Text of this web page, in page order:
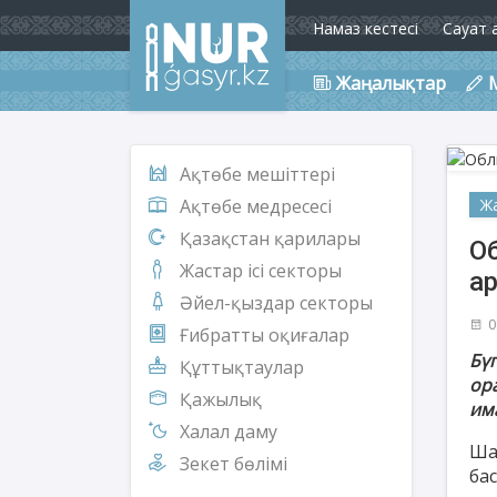
Намаз кестесі Сауат
Жаңалықтар
Ақтөбе мешіттері
Ақтөбе медресесі
Қазақстан қарилары
Жастар ісі секторы
Әйел-қыздар секторы
Ғибратты оқиғалар
Құттықтаулар
Қажылық
Халал даму
Зекет бөлімі